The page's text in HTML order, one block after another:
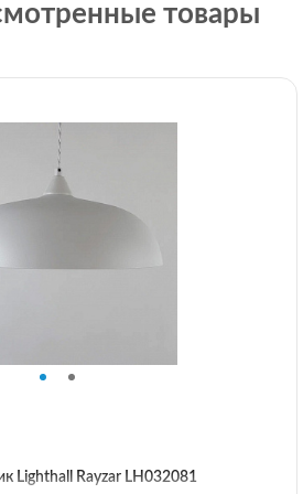
товары
Lighthall Rayzar LH032081